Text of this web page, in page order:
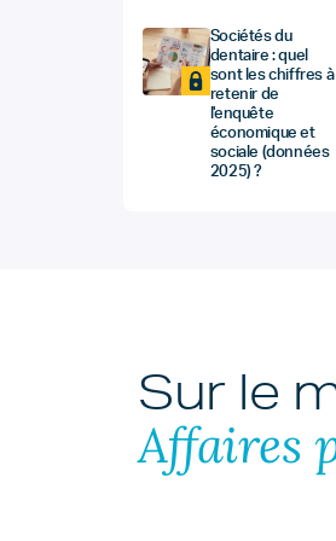
Sociétés du
dentaire : quel
sont les chiffres à
retenir de
l'enquête
économique et
sociale (données
2025) ?
Sur le
Affaires